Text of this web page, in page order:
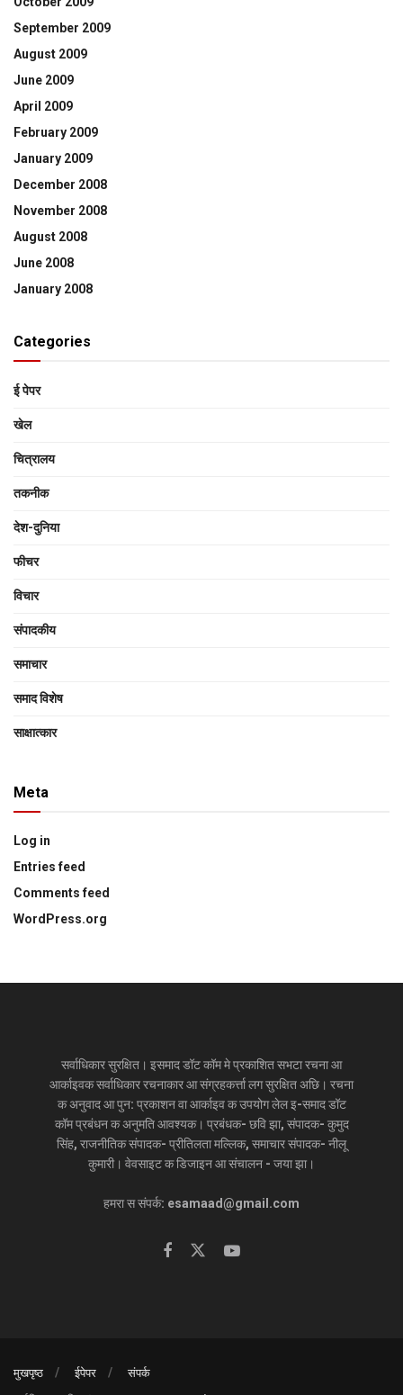
September 2009
August 2009
June 2009
April 2009
February 2009
January 2009
December 2008
November 2008
August 2008
June 2008
January 2008
Categories
ई पेपर
खेल
चित्रालय
तकनीक
देश-दुनिया
फीचर
विचार
संपादकीय
समाचार
समाद विशेष
साक्षात्‍कार
Meta
Log in
Entries feed
Comments feed
WordPress.org
सर्वाधिकार सुरक्षित। इसमाद डॉट कॉम मे प्रकाशित सभटा रचना आ
आर्काइवक सर्वाधिकार रचनाकार आ संग्रहकर्त्ता लग सुरक्षित अछि। रचना
क अनुवाद आ पुन: प्रकाशन वा आर्काइव क उपयोग लेल इ-समाद डॉट
कॉम प्रबंधन क अनुमति आवश्यक। प्रबंधक- छवि झा, संपादक- कुमुद
सिंह, राजनीतिक संपादक- प्रीतिलता मल्लिक, समाचार संपादक- नीलू
कुमारी। वेवसाइट क डिजाइन आ संचालन - जया झा।
हमरा स संपर्क: esamaad@gmail.com
मुखपृष्ठ ईपेपर संपर्क